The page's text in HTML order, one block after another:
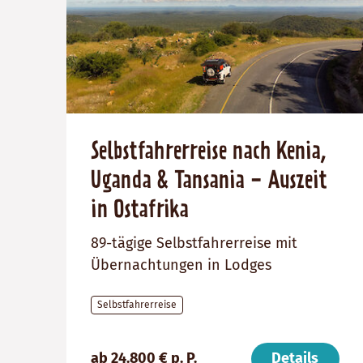
Selbstfahrerreise nach Kenia,
Uganda & Tansania - Auszeit
in Ostafrika
89-tägige Selbstfahrerreise mit
Übernachtungen in Lodges
Selbstfahrerreise
ab 24.800 € p. P. Details
(ab):
89
Tansania,